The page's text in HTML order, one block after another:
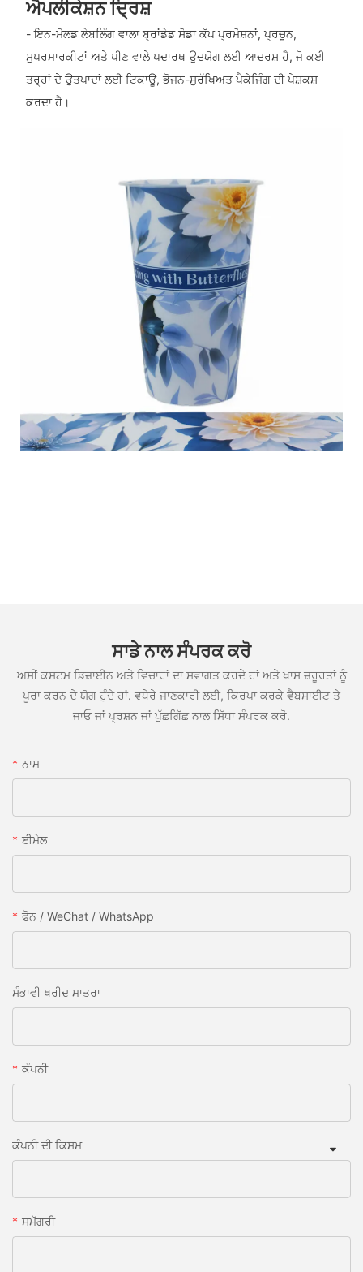
ਐਪਲੀਕੇਸ਼ਨ ਦ੍ਰਿਸ਼
- ਇਨ-ਮੋਲਡ ਲੇਬਲਿੰਗ ਵਾਲਾ ਬ੍ਰਾਂਡੇਡ ਸੋਡਾ ਕੱਪ ਪ੍ਰਮੋਸ਼ਨਾਂ, ਪ੍ਰਚੂਨ,
ਸੁਪਰਮਾਰਕੀਟਾਂ ਅਤੇ ਪੀਣ ਵਾਲੇ ਪਦਾਰਥ ਉਦਯੋਗ ਲਈ ਆਦਰਸ਼ ਹੈ, ਜੋ ਕਈ
ਤਰ੍ਹਾਂ ਦੇ ਉਤਪਾਦਾਂ ਲਈ ਟਿਕਾਊ, ਭੋਜਨ-ਸੁਰੱਖਿਅਤ ਪੈਕੇਜਿੰਗ ਦੀ ਪੇਸ਼ਕਸ਼
ਕਰਦਾ ਹੈ।
ਸਾਡੇ ਨਾਲ ਸੰਪਰਕ ਕਰੋ
ਅਸੀਂ ਕਸਟਮ ਡਿਜ਼ਾਈਨ ਅਤੇ ਵਿਚਾਰਾਂ ਦਾ ਸਵਾਗਤ ਕਰਦੇ ਹਾਂ ਅਤੇ ਖਾਸ ਜ਼ਰੂਰਤਾਂ ਨੂੰ
ਪੂਰਾ ਕਰਨ ਦੇ ਯੋਗ ਹੁੰਦੇ ਹਾਂ. ਵਧੇਰੇ ਜਾਣਕਾਰੀ ਲਈ, ਕਿਰਪਾ ਕਰਕੇ ਵੈਬਸਾਈਟ ਤੇ
ਜਾਓ ਜਾਂ ਪ੍ਰਸ਼ਨ ਜਾਂ ਪੁੱਛਗਿੱਛ ਨਾਲ ਸਿੱਧਾ ਸੰਪਰਕ ਕਰੋ.
ਨਾਮ
ਈਮੇਲ
ਫੋਨ / WeChat / WhatsApp
ਸੰਭਾਵੀ ਖਰੀਦ ਮਾਤਰਾ
ਕੰਪਨੀ
ਕੰਪਨੀ ਦੀ ਕਿਸਮ
ਸਮੱਗਰੀ